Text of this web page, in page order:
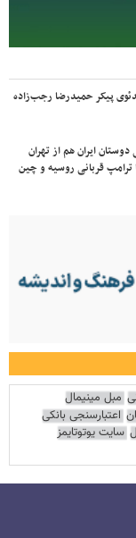
پیکر حمیدرضا رجب‌زاده
ایران هم از تهران
ترامپ قربانی روسیه و چین
مبل مینیمال
اعتبارسنجی بانکی
سایت یوتوتایمز